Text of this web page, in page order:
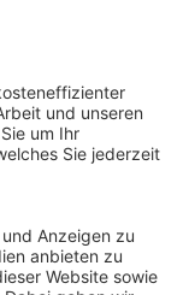
Nachbessern
am 29.11.
in mehr
wir
und